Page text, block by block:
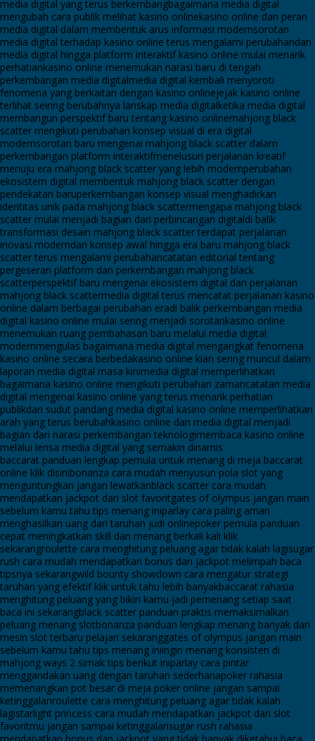
media digital yang terus berkembangbagaimana media digital
mengubah cara publik melihat kasino onlinekasino online dan peran
media digital dalam membentuk arus informasi modernsorotan
media digital terhadap kasino online terus mengalami perubahandari
media digital hingga platform interaktif kasino online mulai menarik
perhatiankasino online menemukan narasi baru di tengah
perkembangan media digitalmedia digital kembali menyoroti
fenomena yang berkaitan dengan kasino onlinejejak kasino online
terlihat seiring berubahnya lanskap media digitalketika media digital
membangun perspektif baru tentang kasino onlinemahjong black
scatter mengikuti perubahan konsep visual di era digital
modernsorotan baru mengenai mahjong black scatter dalam
perkembangan platform interaktifmenelusuri perjalanan kreatif
menuju era mahjong black scatter yang lebih modernperubahan
ekosistem digital membentuk mahjong black scatter dengan
pendekatan baruperkembangan konsep visual menghadirkan
identitas unik pada mahjong black scattermengapa mahjong black
scatter mulai menjadi bagian dari perbincangan digitaldi balik
transformasi desain mahjong black scatter terdapat perjalanan
inovasi moderndari konsep awal hingga era baru mahjong black
scatter terus mengalami perubahancatatan editorial tentang
pergeseran platform dan perkembangan mahjong black
scatterperspektif baru mengenai ekosistem digital dan perjalanan
mahjong black scattermedia digital terus mencatat perjalanan kasino
online dalam berbagai perubahan eradi balik perkembangan media
digital kasino online mulai sering menjadi sorotankasino online
menemukan ruang pembahasan baru melalui media digital
modernmengulas bagaimana media digital mengangkat fenomena
kasino online secara berbedakasino online kian sering muncul dalam
laporan media digital masa kinimedia digital memperlihatkan
bagaimana kasino online mengikuti perubahan zamancatatan media
digital mengenai kasino online yang terus menarik perhatian
publikdari sudut pandang media digital kasino online memperlihatkan
arah yang terus berubahkasino online dan media digital menjadi
bagian dari narasi perkembangan teknologimembaca kasino online
melalui lensa media digital yang semakin dinamis
baccarat panduan lengkap pemula untuk menang di meja baccarat
online klik disinibonanza cara mudah menyusun pola slot yang
menguntungkan jangan lewatkanblack scatter cara mudah
mendapatkan jackpot dari slot favoritgates of olympus jangan main
sebelum kamu tahu tips menang iniparlay cara paling aman
menghasilkan uang dari taruhan judi onlinepoker pemula panduan
cepat meningkatkan skill dan menang berkali kali klik
sekarangroulette cara menghitung peluang agar tidak kalah lagisugar
rush cara mudah mendapatkan bonus dan jackpot melimpah baca
tipsnya sekarangwild bounty showdown cara mengatur strategi
taruhan yang efektif klik untuk tahu lebih banyakbaccarat rahasia
menghitung peluang yang bikin kamu jadi pemenang setiap saat
baca ini sekarangblack scatter panduan praktis memaksimalkan
peluang menang slotbonanza panduan lengkap menang banyak dari
mesin slot terbaru pelajari sekaranggates of olympus jangan main
sebelum kamu tahu tips menang iniingin menang konsisten di
mahjong ways 2 simak tips berikut iniparlay cara pintar
menggandakan uang dengan taruhan sederhanapoker rahasia
memenangkan pot besar di meja poker online jangan sampai
ketinggalanroulette cara menghitung peluang agar tidak kalah
lagistarlight princess cara mudah mendapatkan jackpot dari slot
favoritmu jangan sampai ketinggalansugar rush rahasia